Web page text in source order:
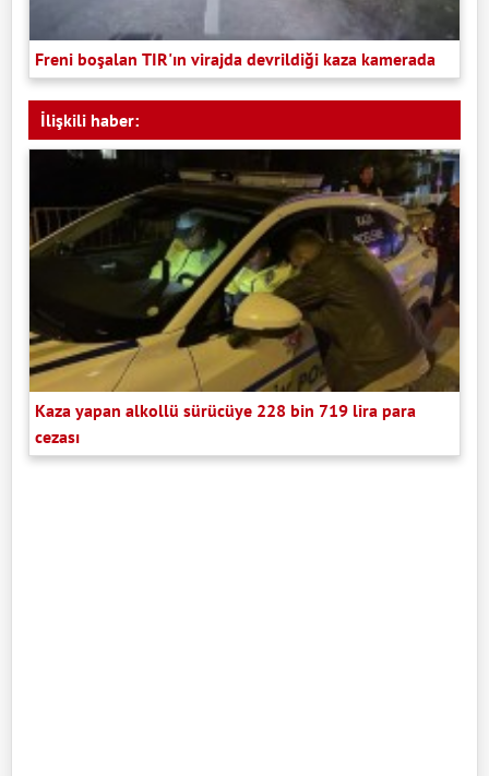
Freni boşalan TIR'ın virajda devrildiği kaza kamerada
İlişkili haber:
Kaza yapan alkollü sürücüye 228 bin 719 lira para
cezası